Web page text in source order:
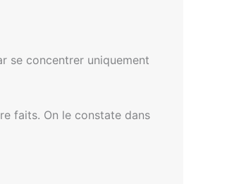
se concentrer uniquement
faits. On le constate dans